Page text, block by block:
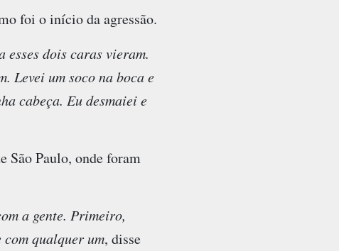
foi o início da agressão.
esses dois caras vieram.
Levei um soco na boca e
cabeça. Eu desmaiei e
São Paulo, onde foram
a gente. Primeiro,
com qualquer um, disse